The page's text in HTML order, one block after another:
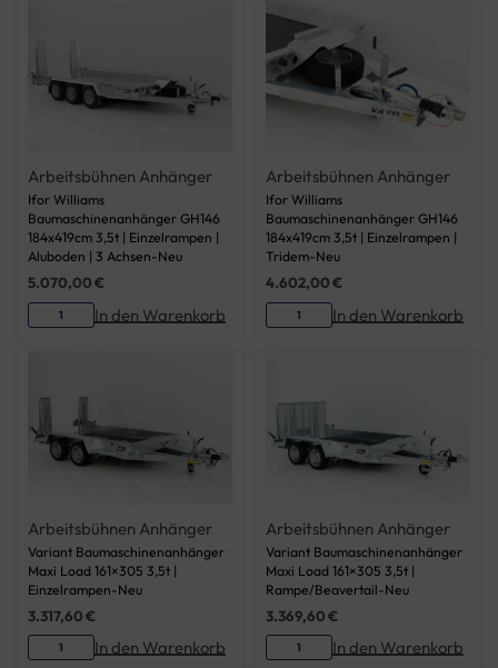
Arbeitsbühnen Anhänger
Ifor Williams
Baumaschinenanhänger GH146
184x419cm 3,5t | Einzelrampen |
Aluboden | 3 Achsen-Neu
5.070,00€
In den Warenkorb
Arbeitsbühnen Anhänger
Ifor Williams
Baumaschinenanhänger GH146
184x419cm 3,5t | Einzelrampen |
Tridem-Neu
4.602,00€
In den Warenkorb
Arbeitsbühnen Anhänger
Variant Baumaschinenanhänger
Maxi Load 161×305 3,5t |
Einzelrampen-Neu
3.317,60€
In den Warenkorb
Arbeitsbühnen Anhänger
Variant Baumaschinenanhänger
Maxi Load 161×305 3,5t |
Rampe/Beavertail-Neu
3.369,60€
In den Warenkorb